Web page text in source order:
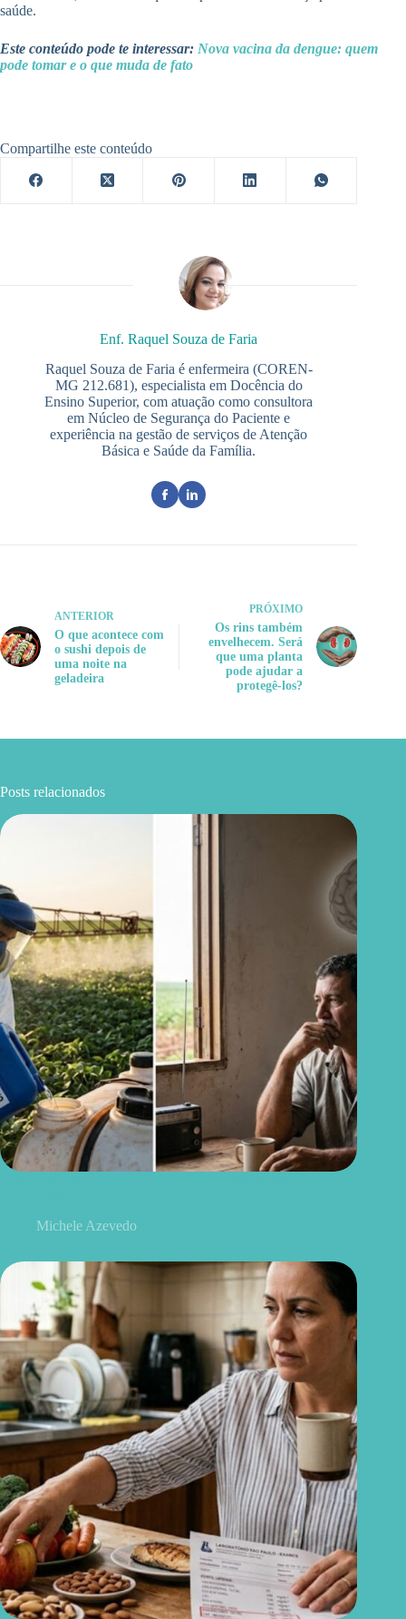
saúde.
Este conteúdo pode te interessar: Nova vacina da dengue: quem
pode tomar e o que muda de fato
Compartilhe este conteúdo
Enf. Raquel Souza de Faria
Raquel Souza de Faria é enfermeira (COREN-
MG 212.681), especialista em Docência do
Ensino Superior, com atuação como consultora
em Núcleo de Segurança do Paciente e
experiência na gestão de serviços de Atenção
Básica e Saúde da Família.
ANTERIOR
O que acontece com
o sushi depois de
uma noite na
geladeira
PRÓXIMO
Os rins também
envelhecem. Será
que uma planta
pode ajudar a
protegê-los?
Posts relacionados
Michele Azevedo